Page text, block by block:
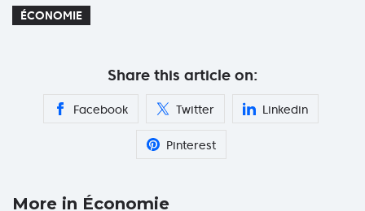
ÉCONOMIE
Share this article on:
Facebook Twitter Linkedin
Pinterest
More in Économie